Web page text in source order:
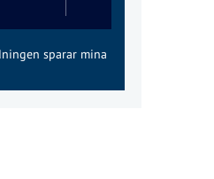
sparar mina